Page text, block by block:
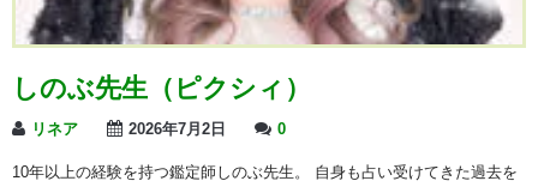
しのぶ先生（ピクシィ）
リネア 2026年7月2日 0
10年以上の経験を持つ鑑定師しのぶ先生。 自身も占い受けてきた過去を